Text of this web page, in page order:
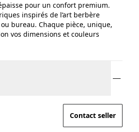
pour un confort premium.
inspirés de l’art berbère
bureau. Chaque pièce, unique,
vos dimensions et couleurs
Contact seller